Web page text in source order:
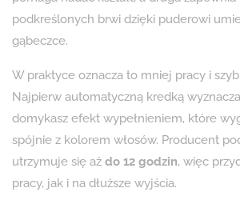
podkreślonych brwi dzięki puderowi
gąbeczce.
W praktyce oznacza to mniej pracy i
Najpierw automatyczną kredką
domykasz efekt wypełnieniem, które
spójnie z kolorem włosów. Producent
utrzymuje się aż do 12 godzin, więc
pracy, jak i na dłuższe wyjścia.